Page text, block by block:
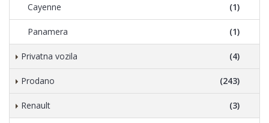
Cayenne (1)
Panamera (1)
Privatna vozila (4)
Prodano (243)
Renault (3)